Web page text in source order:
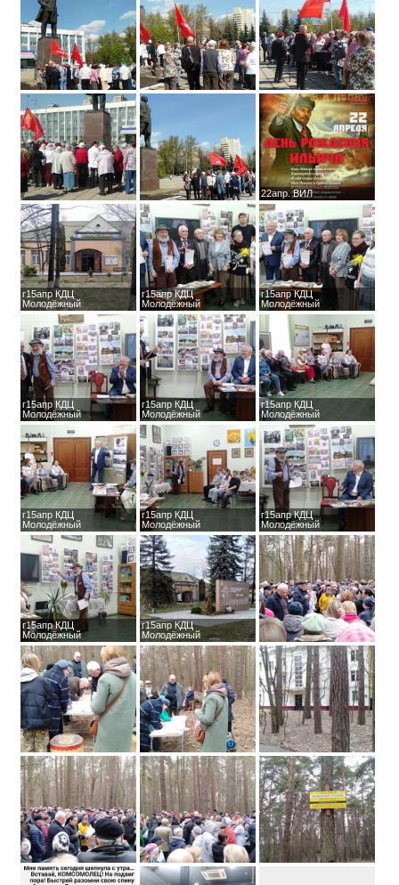
22апр. ВИЛ
г15апр КДЦ
Молодёжный
г15апр КДЦ
Молодёжный
г15апр КДЦ
Молодёжный
г15апр КДЦ
Молодёжный
г15апр КДЦ
Молодёжный
г15апр КДЦ
Молодёжный
г15апр КДЦ
Молодёжный
г15апр КДЦ
Молодёжный
г15апр КДЦ
Молодёжный
г15апр КДЦ
Молодёжный
г15апр КДЦ
Молодёжный